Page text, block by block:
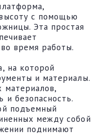
с помощью
Эта простая
время работы.
на которой
и материалы.
материалов,
и безопасность.
подъемный
между собой
поднимают